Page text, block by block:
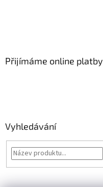
Přijímáme online platby
Vyhledávání